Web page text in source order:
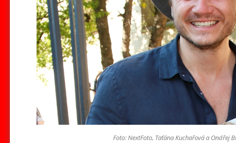
Foto: NextFoto, Taťána Kuchařová a Ondřej